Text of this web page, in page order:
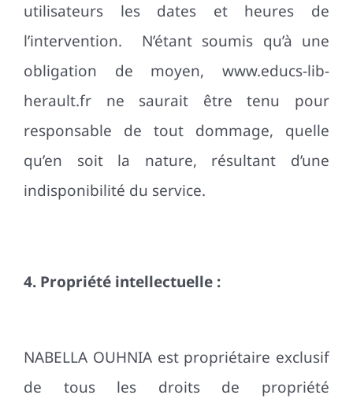
utilisateurs les dates et heures de
l’intervention. N’étant soumis qu’à une
obligation de moyen, www.educs-lib-
herault.fr ne saurait être tenu pour
responsable de tout dommage, quelle
qu’en soit la nature, résultant d’une
indisponibilité du service.
4. Propriété intellectuelle :
NABELLA OUHNIA est propriétaire exclusif
de tous les droits de propriété